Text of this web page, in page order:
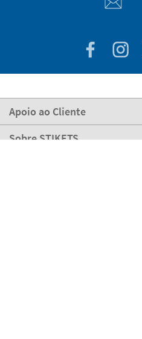
Apoio ao Cliente
Sobre STIKETS